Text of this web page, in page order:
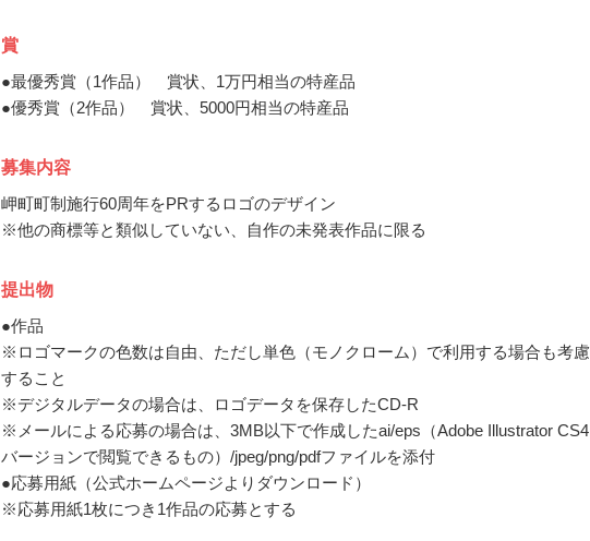
賞
●最優秀賞（1作品） 賞状、1万円相当の特産品
●優秀賞（2作品） 賞状、5000円相当の特産品
募集内容
岬町町制施行60周年をPRするロゴのデザイン
※他の商標等と類似していない、自作の未発表作品に限る
提出物
●作品
※ロゴマークの色数は自由、ただし単色（モノクローム）で利用する場合も考慮
すること
※デジタルデータの場合は、ロゴデータを保存したCD-R
※メールによる応募の場合は、3MB以下で作成したai/eps（Adobe Illustrator CS4
バージョンで閲覧できるもの）/jpeg/png/pdfファイルを添付
●応募用紙（公式ホームページよりダウンロード）
※応募用紙1枚につき1作品の応募とする